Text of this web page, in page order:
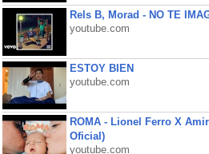
Rels B, Morad - NO TE
youtube.com
ESTOY BIEN
youtube.com
ROMA - Lionel Ferro X
Oficial)
youtube.com